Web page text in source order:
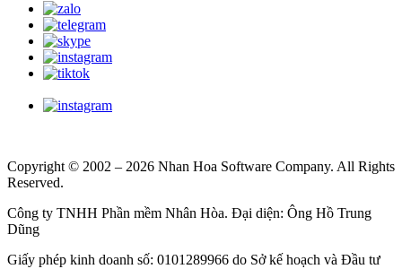
Copyright © 2002 – 2026 Nhan Hoa Software Company. All Rights
Reserved.
Công ty TNHH Phần mềm Nhân Hòa. Đại diện: Ông Hồ Trung
Dũng
Giấy phép kinh doanh số: 0101289966 do Sở kế hoạch và Đầu tư